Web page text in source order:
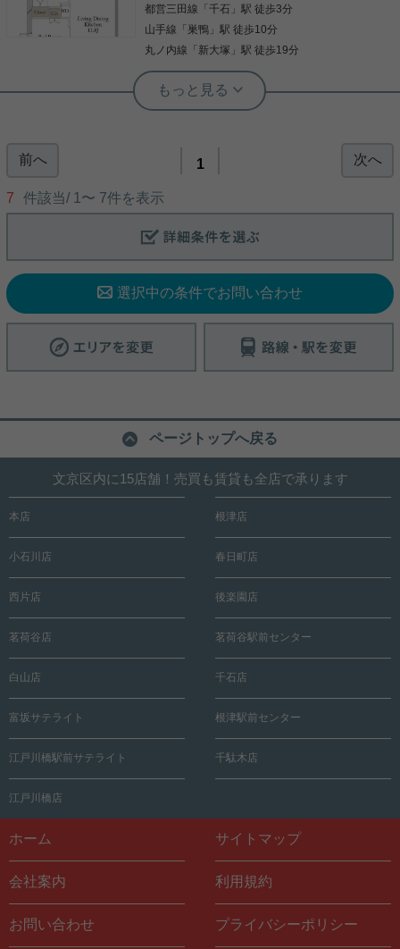
台等、未使用でのご入居が可能です！ お気軽にお問
い合わせくださいませ！ ★お電話でのご相談もお気
軽にどうぞ★ 実用春日ホーム株式会社 茗荷谷店
TEL：03-6902-5021
根津駅前センター（実用根津ホーム株式会社 根津駅前センター） スタ
リビングダイニングキッチンの広さが14.6帖で キッ
チンは独立タイプです！ 居室は十分な広さと、主寝
室にはウォークインクローゼットが完備されていま
す。 室内はリノベーション工事後引渡のため、大変
綺麗です。 オートロックもありセキュリティ面は安
心です！ 宅配ボックスもあるので、再配達の手間知
らず！ 2022年12月から置き配対応も可能になった
ットのご相談ができる物件ですよ！ 気になった方
は、是非お問い合わせくださいませ！
都営三田線 「千石 」駅 徒歩3分
山手線 「 巣鴨 」駅 徒歩10分
丸ノ内線 「 新大塚 」駅 徒歩19分
実用春日ホーム 千石店 会田将弘
【新築】千石駅徒歩3分の好立地です！
今回ご紹介するのは、「千石」駅から徒歩３分、 ２
あり、設備も充実しています！ 空き予定のお部屋で
す！ ぜひお気軽にお問い合わせ下さい♪
前へ 1 次へ
7 件該当/ 1 〜 7件を表示
選択中の条件でお問い合わせ
ページトップへ戻る
文京区内に15店舗！売買も賃貸も全店で承ります
本店 根津店
小石川店 春日町店
西片店 後楽園店
茗荷谷店 茗荷谷駅前センター
白山店 千石店
富坂サテライト 根津駅前センター
江戸川橋駅前サテライト 千駄木店
江戸川橋店
ホーム サイトマップ
会社案内 利用規約
お問い合わせ プライバシーポリシー